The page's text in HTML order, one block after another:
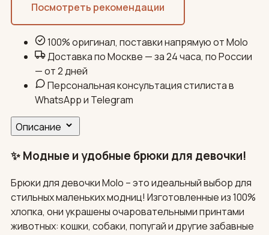
Посмотреть рекомендации
100% оригинал, поставки напрямую от Molo
Доставка по Москве — за 24 часа, по России
— от 2 дней
Персональная консультация стилиста в
WhatsApp и Telegram
Описание
✨ Модные и удобные брюки для девочки!
Брюки для девочки Molo – это идеальный выбор для
стильных маленьких модниц! Изготовленные из 100%
хлопка, они украшены очаровательными принтами
животных: кошки, собаки, попугай и другие забавные